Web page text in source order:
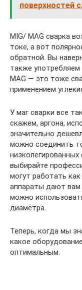
поверхностей
MIG/ MAG сварка
токе, а вот
обратной. Вы
также употребляем
MAG — это тоже
применением
У маг сварки все
скажем, аргона,
значительно
можно соединить
выбирайте
могут работать
аппараты дают вам
можно
диаметра.
Теперь, когда мы
какое
оптимальным.